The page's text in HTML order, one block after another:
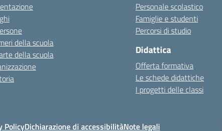
della scuola
della scuola
Personale scolastico
Famiglie e studenti
Percorsi di studio
Didattica
Offerta formativa
Le schede didattiche
I progetti delle classi
PolicyDichiarazione di accessibilitàNote legali